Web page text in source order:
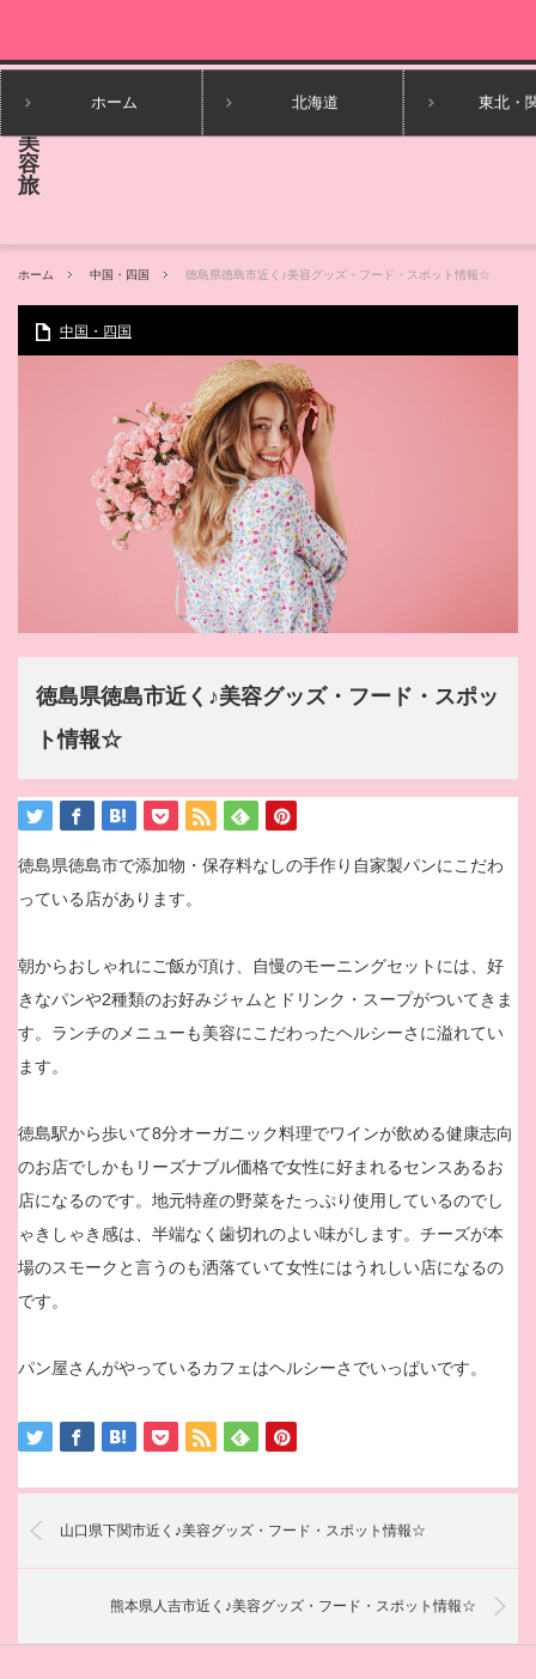
ホーム 北海道 東北・
ホーム 中国・四国 徳島県徳島市近く♪美容グッズ・フード・スポット情報☆
中国・四国
徳島県徳島市近く♪美容グッズ・フード・スポッ
ト情報☆
徳島県徳島市で添加物・保存料なしの手作り自家製パンにこだわ
っている店があります。
朝からおしゃれにご飯が頂け、自慢のモーニングセットには、好
きなパンや2種類のお好みジャムとドリンク・スープがついてきま
す。ランチのメニューも美容にこだわったヘルシーさに溢れてい
ます。
徳島駅から歩いて8分オーガニック料理でワインが飲める健康志向
のお店でしかもリーズナブル価格で女性に好まれるセンスあるお
店になるのです。地元特産の野菜をたっぷり使用しているのでし
ゃきしゃき感は、半端なく歯切れのよい味がします。チーズが本
場のスモークと言うのも洒落ていて女性にはうれしい店になるの
です。
パン屋さんがやっているカフェはヘルシーさでいっぱいです。
山口県下関市近く♪美容グッズ・フード・スポット情報☆
熊本県人吉市近く♪美容グッズ・フード・スポット情報☆